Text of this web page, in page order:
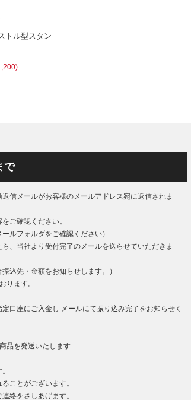
トル型スタン
で
信メールがお客様のメールアドレス宛に返信されま
ご確認ください。
ルフォルダをご確認ください）
、当社より受付完了のメールを送らせていただきま
込先・金額をお知らせします。）
ります。
口座にご入金し メールにて振り込み完了をお知らせく
品を発送いたします
ことがございます。
絡をさしあげます。